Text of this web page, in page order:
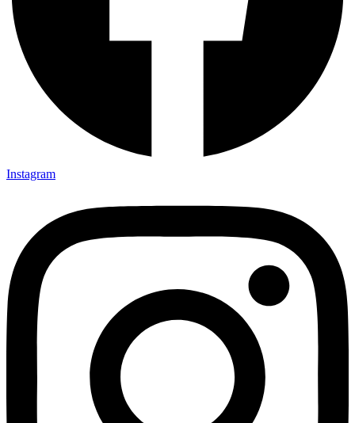
Instagram